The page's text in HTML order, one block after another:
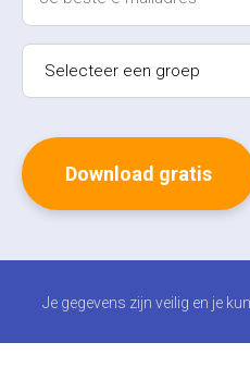
Je gegevens zijn veilig en je